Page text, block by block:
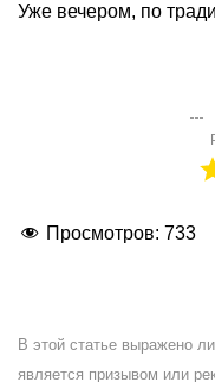
Уже вечером, по
Просмотров: 733
В этой статье выражено
является призывом или